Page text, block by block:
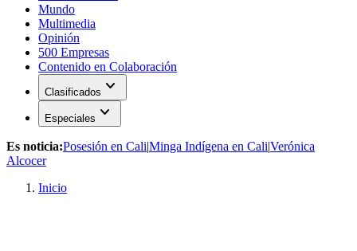
Mundo
Multimedia
Opinión
500 Empresas
Contenido en Colaboración
Clasificados expand_more
Especiales expand_more
Es noticia:Posesión en Cali|Minga Indígena en Cali|Verónica
Alcocer
Inicio